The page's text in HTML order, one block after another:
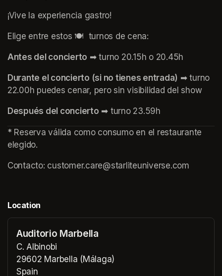
¡Vive la experiencia gastro!
Elige entre estos 🍽️  turnos de cena:
Antes del concierto ➡ turno 20.15h o 20.45h
Durante el concierto (si no tienes entrada) ➡ turno
22.00h puedes cenar, pero sin visibilidad del show
Después del concierto ➡ turno 23.59h
* Reserva válida como consumo en el restaurante
elegido.
Contacto: customer.care@starliteuniverse.com
Location
Auditorio Marbella
C. Albinobi
29602 Marbella (Málaga)
Spain